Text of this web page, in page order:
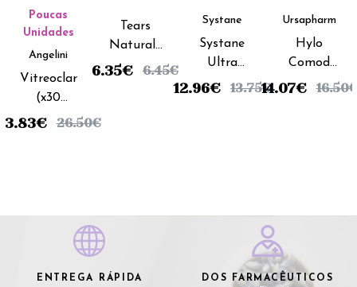
Poucas
Unidades
Angelini
Vitreoclar
(x30
comprimidos)
€ 26.50€
Tears
Naturale
II Colírio -
6.35€ 6.45€
Systane
Systane
Ultra
Solução
12.96€ 13.75€
Ursapharm
Hylo
Comod
Colirio -
14.07€ 16.50€
ENTREGA RÁPIDA
DOS FARMACÊUTICOS